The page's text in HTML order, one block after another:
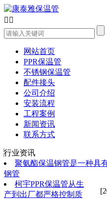
 
网站首页
PPR保温管
不锈钢保温管
配件接头
公司介绍
安装流程
工程案例
新闻资讯
联系方式
行业资讯
聚氨酯保温钢管是一种具
钢管
柯宇PPR保温管​从生
产到出厂都严格控制质